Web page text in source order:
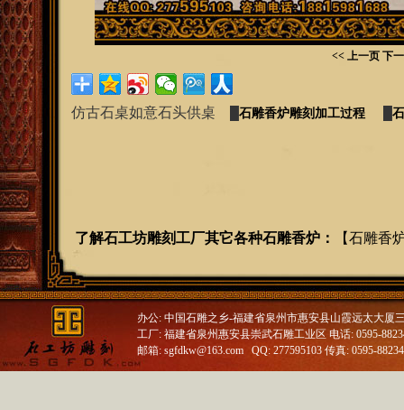
<< 上一页 下
仿古石桌如意石头供桌 石雕香炉雕刻加工过程
了解石工坊雕刻工厂其它各种石雕香炉： 【石雕香
办公: 中国石雕之乡-福建省泉州市惠安县山霞远太大厦
工厂: 福建省泉州惠安县崇武石雕工业区 电话: 0595-
邮箱: sgfdkw@163.com QQ: 277595103 传真: 0595-